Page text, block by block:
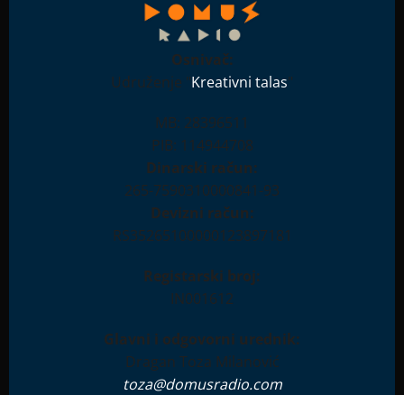
Osnivač:
Udruženje "Kreativni talas"
MB: 28396511
PIB: 114944708
Dinarski račun:
265-7590310000841-93
Devizni račun:
RS35265100000123897181
Registarski broj:
IN001612
Glavni i odgovorni urednik:
Dragan Toza Milanović
toza@domusradio.com